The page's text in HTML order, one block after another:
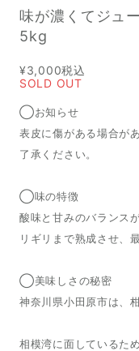
味が濃くてジュ
5kg
¥3,000税込
SOLD OUT
◯お知らせ
表皮に傷がある場合が
了承ください。
◯味の特徴
酸味と甘みのバランス
リギリまで熟成させ、
◯美味しさの秘密
神奈川県小田原市は、
相模湾に面しているた